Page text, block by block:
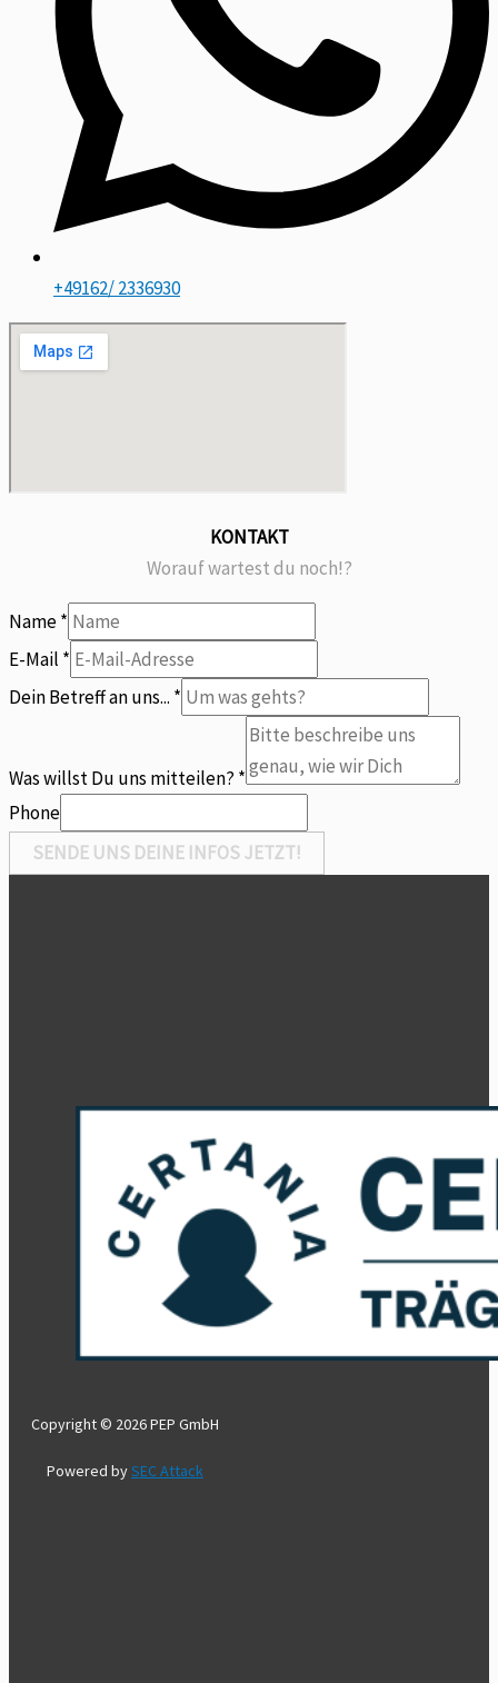
+49162/ 2336930
KONTAKT
Worauf wartest du noch!?
Name*
E-Mail *
Du
Dein Betreff an uns... *
Was willst Du uns mitteilen? *
Phone
SENDE UNS DEINE INFOS JETZT!
Copyright © 2026 PEP GmbH
Powered bySEC Attack